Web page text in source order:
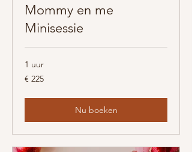
Mommy en me
Minisessie
1 uur
225
euro
€ 225
Nu boeken